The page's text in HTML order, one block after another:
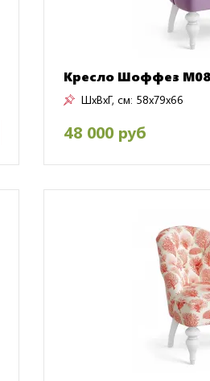
Кресло Шоффез
ШxВxГ, см: 58x79x66
48 000 руб